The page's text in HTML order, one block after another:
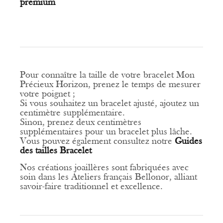
premium
Pour connaître la taille de votre bracelet Mon
Précieux Horizon, prenez le temps de mesurer
votre poignet ;
Si vous souhaitez un bracelet ajusté, ajoutez un
centimètre supplémentaire.
Sinon, prenez deux centimètres
supplémentaires pour un bracelet plus lâche.
Vous pouvez également consultez notre Guides
des tailles Bracelet
Nos créations joaillères sont fabriquées avec
soin dans les Ateliers français Bellonor, alliant
savoir-faire traditionnel et excellence.